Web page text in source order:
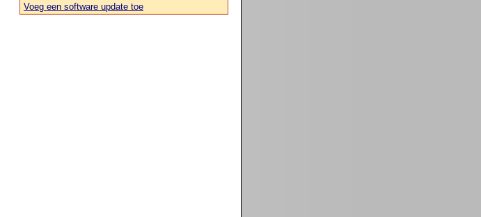
Voeg een software update toe